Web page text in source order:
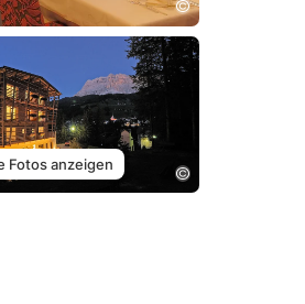
Fotos anzeigen